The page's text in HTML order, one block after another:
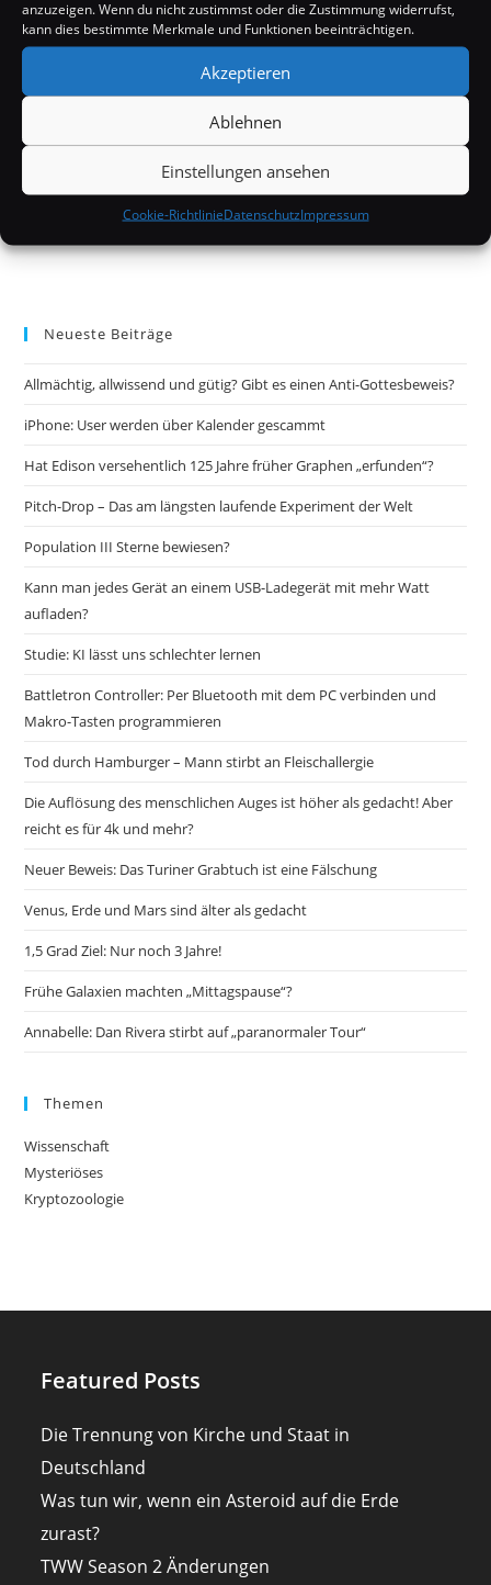
anzuzeigen. Wenn du nicht zustimmst oder die Zustimmung widerrufst,
kann dies bestimmte Merkmale und Funktionen beeinträchtigen.
Akzeptieren
Ablehnen
Einstellungen ansehen
Cookie-RichtlinieDatenschutzImpressum
Neueste Beiträge
Allmächtig, allwissend und gütig? Gibt es einen Anti-Gottesbeweis?
iPhone: User werden über Kalender gescammt
Hat Edison versehentlich 125 Jahre früher Graphen „erfunden“?
Pitch-Drop – Das am längsten laufende Experiment der Welt
Population III Sterne bewiesen?
Kann man jedes Gerät an einem USB-Ladegerät mit mehr Watt
aufladen?
Studie: KI lässt uns schlechter lernen
Battletron Controller: Per Bluetooth mit dem PC verbinden und
Makro-Tasten programmieren
Tod durch Hamburger – Mann stirbt an Fleischallergie
Die Auflösung des menschlichen Auges ist höher als gedacht! Aber
reicht es für 4k und mehr?
Neuer Beweis: Das Turiner Grabtuch ist eine Fälschung
Venus, Erde und Mars sind älter als gedacht
1,5 Grad Ziel: Nur noch 3 Jahre!
Frühe Galaxien machten „Mittagspause“?
Annabelle: Dan Rivera stirbt auf „paranormaler Tour“
Themen
Wissenschaft
Mysteriöses
Kryptozoologie
Featured Posts
Die Trennung von Kirche und Staat in
Deutschland
Was tun wir, wenn ein Asteroid auf die Erde
zurast?
TWW Season 2 Änderungen